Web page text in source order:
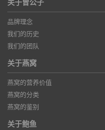
关于曾公子
品牌理念
我们的历史
我们的团队
关于燕窝
燕窝的营养价值
燕窝的分类
燕窝的鉴别
关于鲍鱼